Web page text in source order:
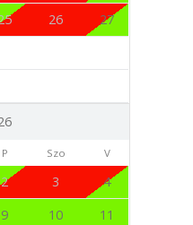
26
27
P Szo V
2 3
4
9 10
11